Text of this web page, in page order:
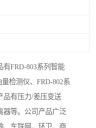
FRD-803系列智能
检测仪、FRD-802系
品有压力/差压变送
器等。公司产品广泛